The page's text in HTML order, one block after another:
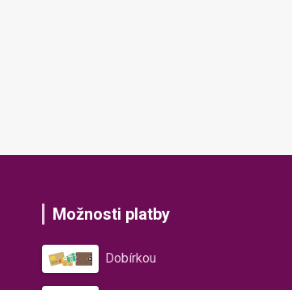
Možnosti platby
Dobírkou